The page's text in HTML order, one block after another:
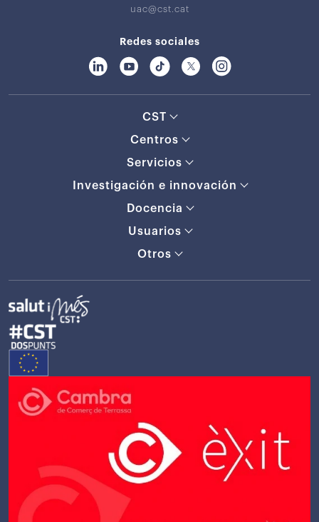
uac@cst.cat
Redes sociales
CST
Centros
Servicios
Investigación e innovación
Docencia
Usuarios
Otros